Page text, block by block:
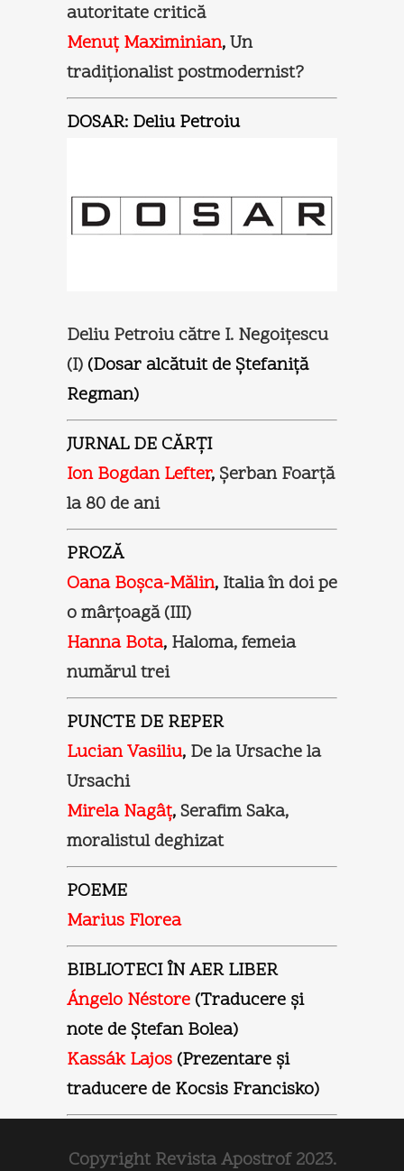
autoritate critică
Menuţ Maximinian,Un
tradiţionalist postmodernist?
DOSAR: Deliu Petroiu
Deliu Petroiu către I. Negoiţescu
(I)(Dosar alcătuit de Ștefaniță
Regman)
JURNAL DE CĂRŢI
Ion Bogdan Lefter, Şerban Foarţă
la 80 de ani
PROZĂ
Oana Boşca-Mălin, Italia în doi pe
o mârţoagă (III)
Hanna Bota, Haloma, femeia
numărul trei
PUNCTE DE REPER
Lucian Vasiliu, De la Ursache la
Ursachi
Mirela Nagâţ,Serafim Saka,
moralistul deghizat
POEME
Marius Florea
BIBLIOTECI ÎN AER LIBER
Ángelo Néstore(Traducere şi
note de Ştefan Bolea)
Kassák Lajos(Prezentare şi
traducere de Kocsis Francisko)
Copyright Revista Apostrof 2023.